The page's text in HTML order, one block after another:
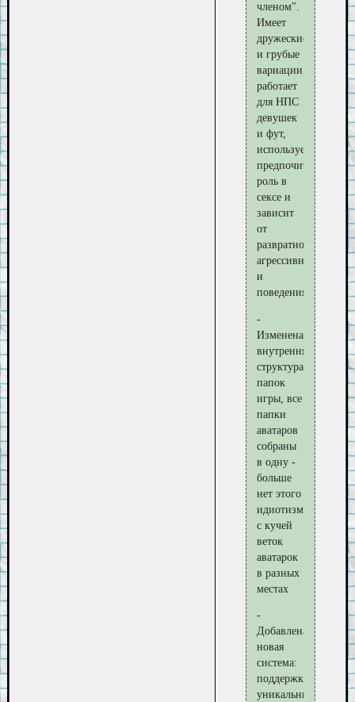
членом".
Имеет
дружеские
и грубые
вариации,
работает
для НПС
девушек
и фут,
использует
предпочитаемую
роль в
сексе и
зависит
от
развратности,
агрессивности
и
поведения
-
Изменена
внутренняя
структура
папок
игры, все
папки
аватаров
собраны
в одну -
больше
нет этого
идиотизма
с кучей
веток
аватарок
в разных
местах
-
Добавлена
новая
система:
поддержка
уникальных